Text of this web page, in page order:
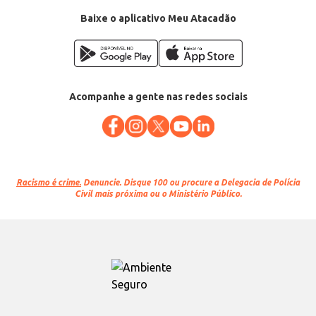
Baixe o aplicativo Meu Atacadão
Acompanhe a gente nas redes sociais
Racismo é crime. Denuncie. Disque 100 ou procure a Delegacia de Polícia
Civil mais próxima ou o Ministério Público.